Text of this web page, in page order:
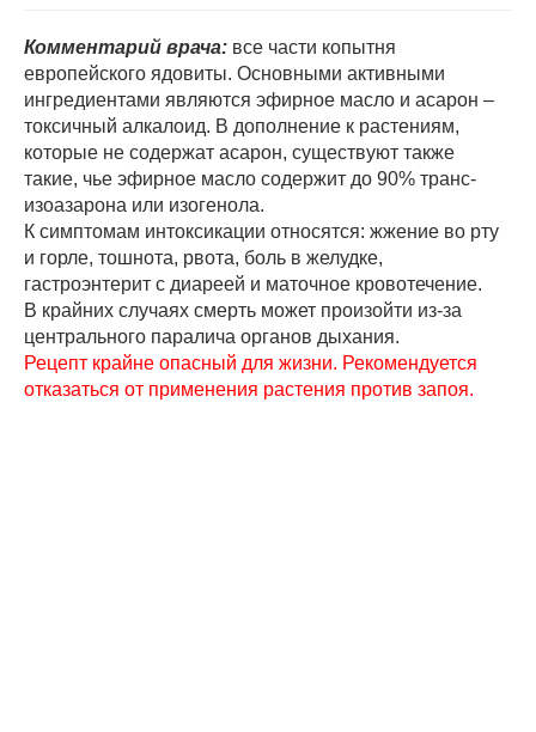
Комментарий врача: все части копытня
европейского ядовиты. Основными активными
ингредиентами являются эфирное масло и асарон –
токсичный алкалоид. В дополнение к растениям,
которые не содержат асарон, существуют также
такие, чье эфирное масло содержит до 90% транс-
изоазарона или изогенола.
К симптомам интоксикации относятся: жжение во рту
и горле, тошнота, рвота, боль в желудке,
гастроэнтерит с диареей и маточное кровотечение.
В крайних случаях смерть может произойти из-за
центрального паралича органов дыхания.
Рецепт крайне опасный для жизни. Рекомендуется
отказаться от применения растения против запоя.